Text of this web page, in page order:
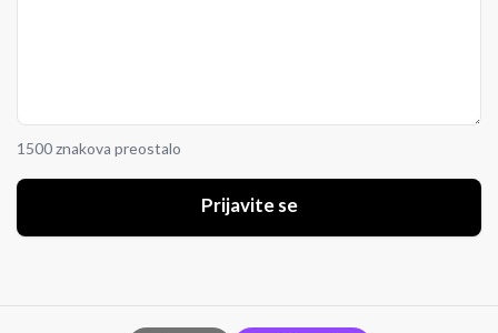
1500 znakova preostalo
Prijavite se